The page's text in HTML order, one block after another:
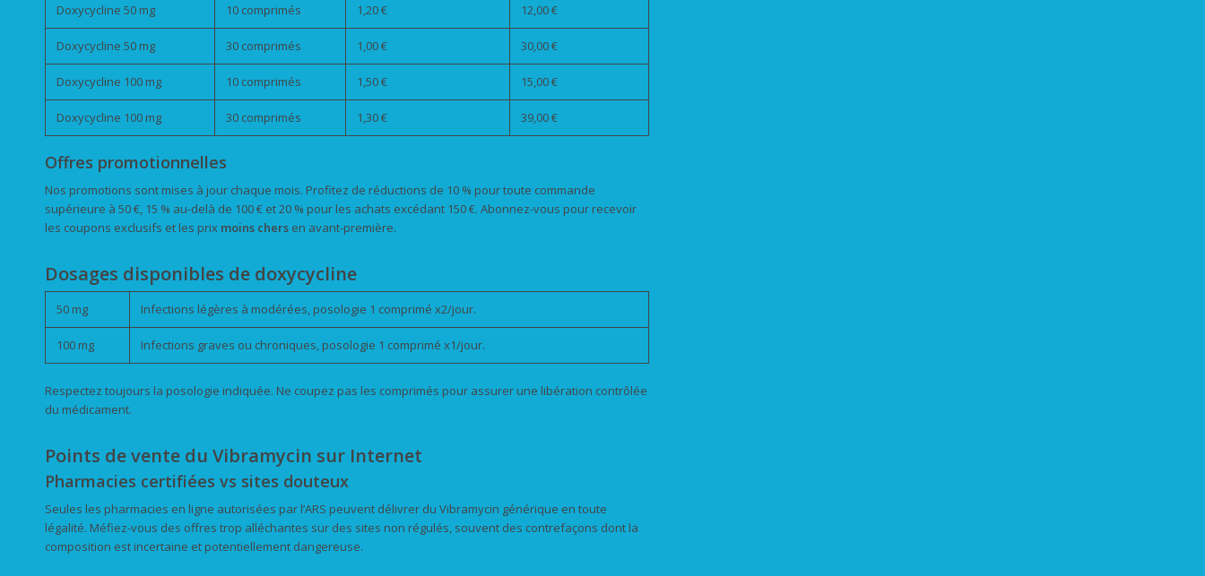
Doxycycline 50 mg 10 comprimés 1,20 € 12,00 €
Doxycycline 50 mg 30 comprimés 1,00 € 30,00 €
Doxycycline 100 mg 10 comprimés 1,50 € 15,00 €
Doxycycline 100 mg 30 comprimés 1,30 € 39,00 €
Offres promotionnelles
Nos promotions sont mises à jour chaque mois. Profitez de réductions de 10 % pour toute commande
supérieure à 50 €, 15 % au-delà de 100 € et 20 % pour les achats excédant 150 €. Abonnez-vous pour recevoir
les coupons exclusifs et les prix moins chers en avant-première.
Dosages disponibles de doxycycline
50 mg Infections légères à modérées, posologie 1 comprimé x2/jour.
100 mg Infections graves ou chroniques, posologie 1 comprimé x1/jour.
Respectez toujours la posologie indiquée. Ne coupez pas les comprimés pour assurer une libération contrôlée
du médicament.
Points de vente du Vibramycin sur Internet
Pharmacies certifiées vs sites douteux
Seules les pharmacies en ligne autorisées par l’ARS peuvent délivrer du Vibramycin générique en toute
légalité. Méfiez-vous des offres trop alléchantes sur des sites non régulés, souvent des contrefaçons dont la
composition est incertaine et potentiellement dangereuse.